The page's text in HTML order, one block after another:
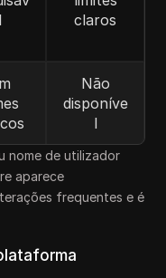
claros
Não
disponíve
l
nome de utilizador
aparece
frequentes e é